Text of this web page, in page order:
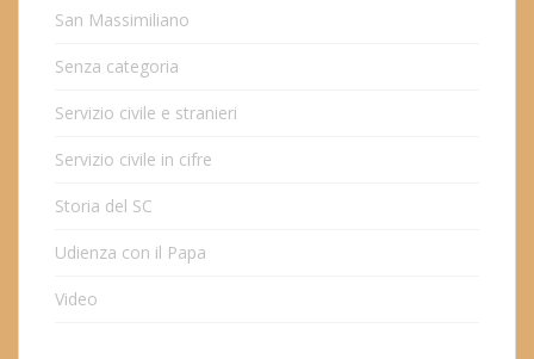
San Massimiliano
Senza categoria
Servizio civile e stranieri
Servizio civile in cifre
Storia del SC
Udienza con il Papa
Video